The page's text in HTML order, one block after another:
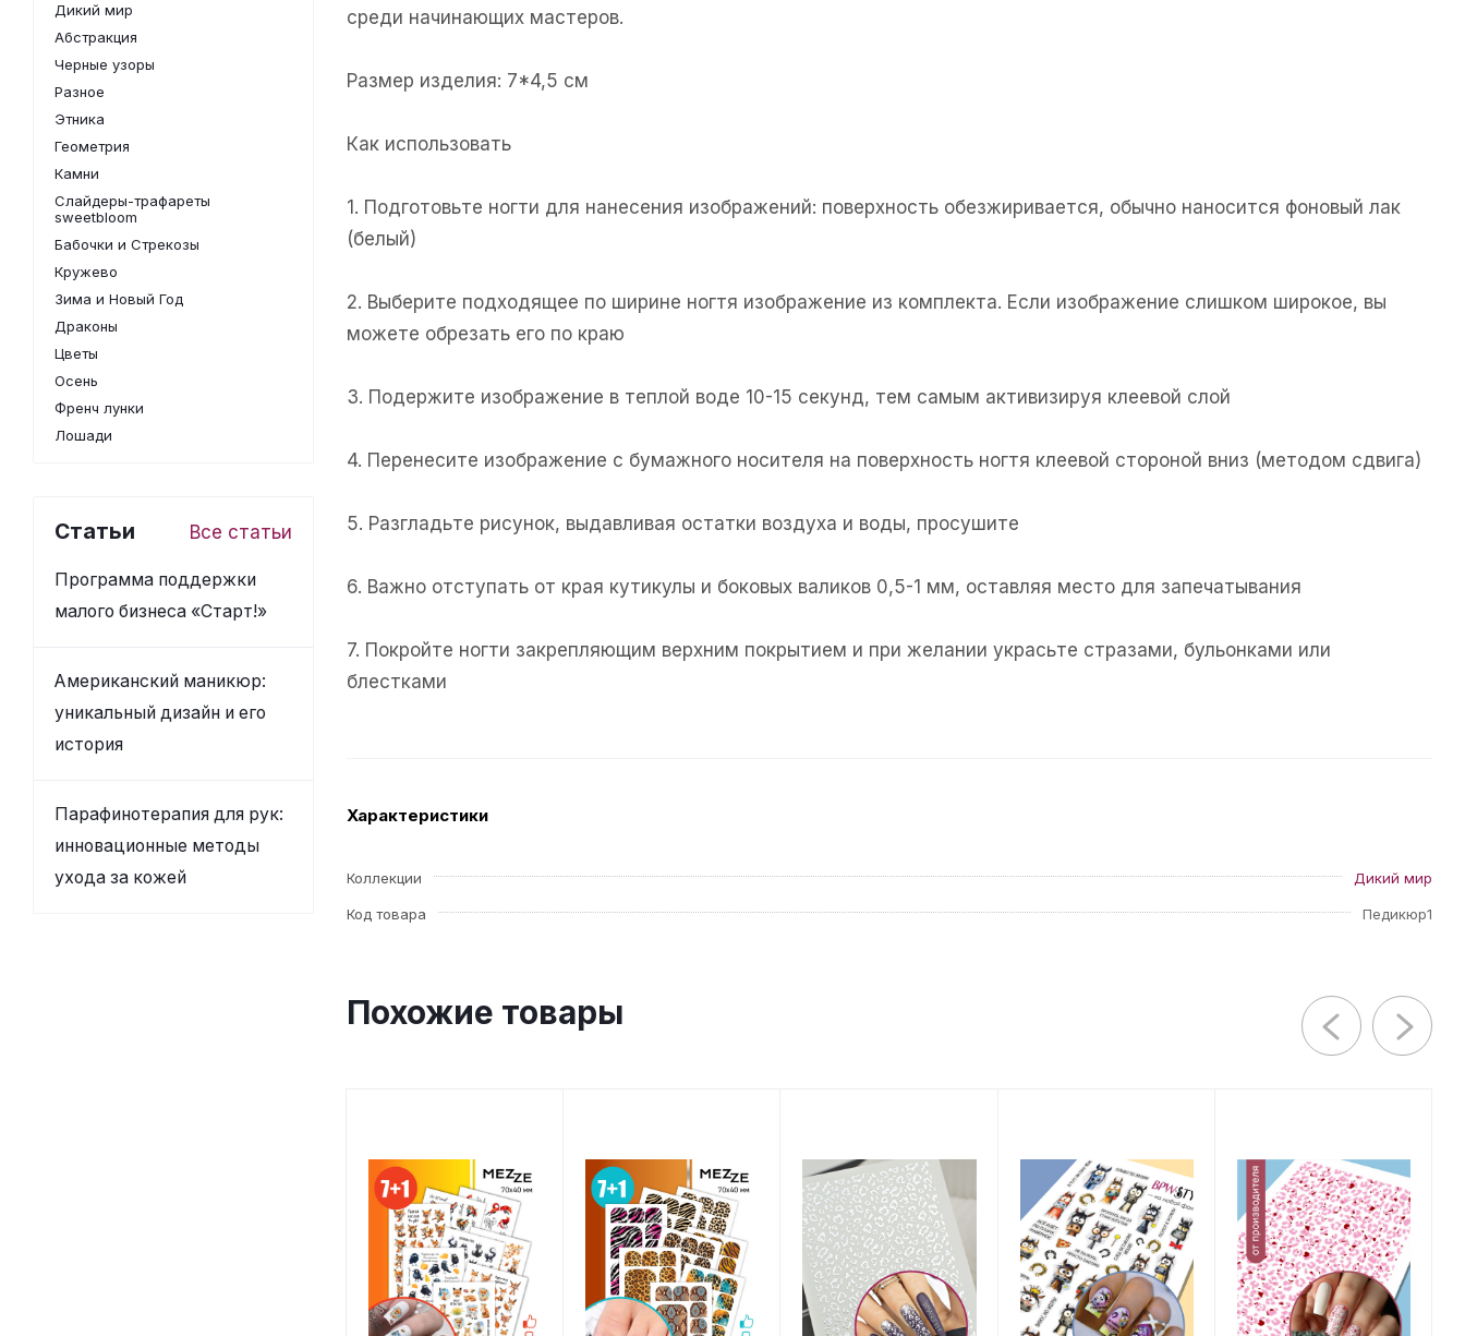
среди начинающих мастеров.
Размер изделия: 7*4,5 см
Как использовать
1. Подготовьте ногти для нанесения изображений: поверхность обезжиривается, обычно наносится фоновый лак
(белый)
2. Выберите подходящее по ширине ногтя изображение из комплекта. Если изображение слишком широкое, вы
можете обрезать его по краю
3. Подержите изображение в теплой воде 10-15 секунд, тем самым активизируя клеевой слой
4. Перенесите изображение с бумажного носителя на поверхность ногтя клеевой стороной вниз (методом сдвига)
5. Разгладьте рисунок, выдавливая остатки воздуха и воды, просушите
6. Важно отступать от края кутикулы и боковых валиков 0,5-1 мм, оставляя место для запечатывания
7. Покройте ногти закрепляющим верхним покрытием и при желании украсьте стразами, бульонками или
блестками
Характеристики
Коллекции Дикий мир
Код товара Педикюр1
Похожие товары
Дикий мир
Абстракция
Черные узоры
Разное
Этника
Геометрия
Камни
Слайдеры-трафареты
sweetbloom
Бабочки и Стрекозы
Кружево
Зима и Новый Год
Драконы
Цветы
Осень
Френч лунки
Лошади
Статьи Все статьи
Программа поддержки
малого бизнеса «Старт!»
Американский маникюр:
уникальный дизайн и его
история
Парафинотерапия для рук:
инновационные методы
ухода за кожей